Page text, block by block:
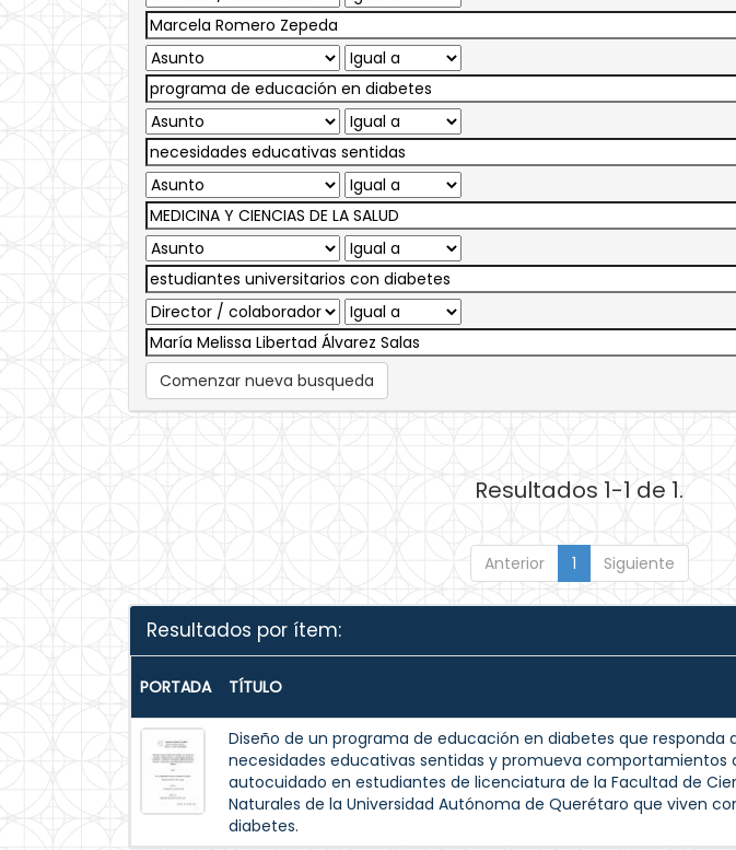
Comenzar nueva busqueda
Resultados 1-1 de 1.
Anterior 1 Siguiente
Resultados por ítem:
PORTADA TÍTULO
Diseño de un programa de educación en diabetes que responda
necesidades educativas sentidas y promueva comportamientos
autocuidado en estudiantes de licenciatura de la Facultad de
Naturales de la Universidad Autónoma de Querétaro que viven
diabetes.